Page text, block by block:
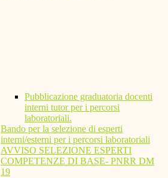
Pubblicazione graduatoria docenti
interni tutor per i percorsi
laboratoriali.
Bando per la selezione di esperti
interni/esterni per i percorsi laboratoriali
AVVISO SELEZIONE ESPERTI
COMPETENZE DI BASE- PNRR DM
19